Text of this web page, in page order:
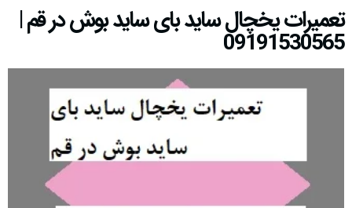
تعمیرات یخچال ساید بای ساید بوش در قم |
09191530565